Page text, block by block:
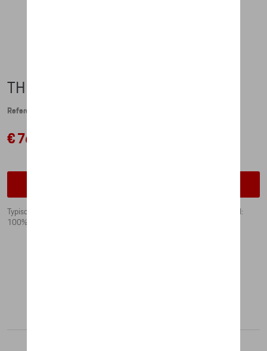
THERMOSFLES - MARTINI RACING
Referentie: WAP0500620L0MR
€ 76,27
Typische Porsche vorm Martini Racing-decoratie Inhoud: 1,0 l Materiaal:
100% roestvrij staal